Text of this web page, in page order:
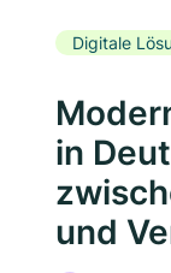
Digitale
in
und